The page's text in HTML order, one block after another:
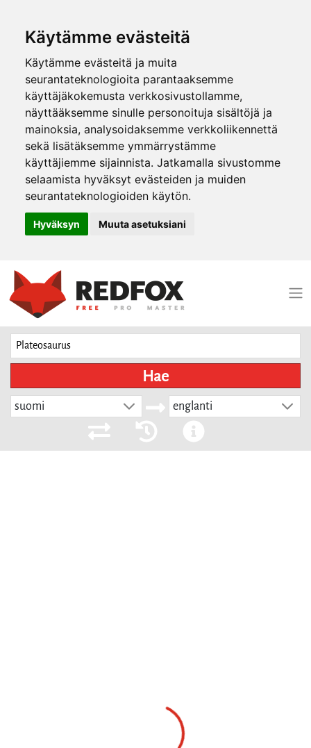
Käytämme evästeitä
Käytämme evästeitä ja muita
seurantateknologioita parantaaksemme
käyttäjäkokemusta verkkosivustollamme,
näyttääksemme sinulle personoituja sisältöjä ja
mainoksia, analysoidaksemme verkkoliikennettä
sekä lisätäksemme ymmärrystämme
käyttäjiemme sijainnista. Jatkamalla sivustomme
selaamista hyväksyt evästeiden ja muiden
seurantateknologioiden käytön.
Hyväksyn Muuta asetuksiani
Hae
suomi englanti